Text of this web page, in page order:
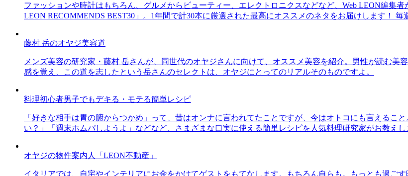
ファッションや時計はもちろん、グルメからビューティー、エレクトロニクスなどなど、Web LEON編集
LEON RECOMMENDS BEST30」。1年間で計30本に厳選された最高にオススメのネタをお届けします！ 毎
藤村 岳のオヤジ美容道
メンズ美容の研究家・藤村 岳さんが、同世代のオヤジさんに向けて、オススメ美容を紹介。男性が読む
感を覚え、この道を志したという岳さんのセレクトは、オヤジにとってのリアルそのものですよ。
料理初心者男子でもデキる・モテる簡単レシピ
「好きな相手は胃の腑からつかめ」って、昔はオンナに言われてたことですが、今はオトコにも言えるこ
い？」「週末ホムパしようよ」などなど、さまざまな口実に使える簡単レシピを人気料理研究家がお教えし
オヤジの物件案内人「LEON不動産」
イタリアでは、自宅やインテリアにお金をかけてゲストをもてなします。もちろん自らも。もっとも過ご